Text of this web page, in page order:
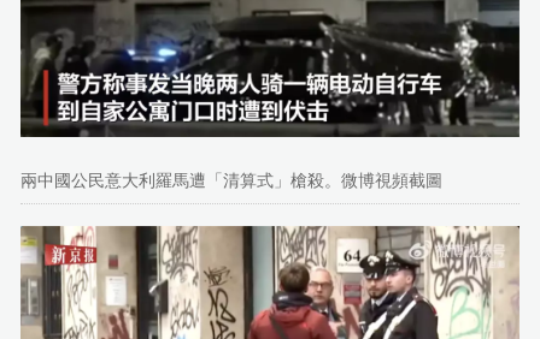
兩中國公民意大利羅馬遭「清算式」槍殺。微博視頻截圖